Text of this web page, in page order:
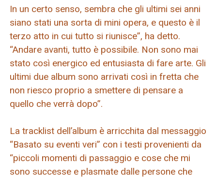
In un certo senso, sembra che gli ultimi sei anni
siano stati una sorta di mini opera, e questo è il
terzo atto in cui tutto si riunisce”, ha detto.
“Andare avanti, tutto è possibile. Non sono mai
stato così energico ed entusiasta di fare arte. Gli
ultimi due album sono arrivati ​​così in fretta che
non riesco proprio a smettere di pensare a
quello che verrà dopo”.
La tracklist dell’album è arricchita dal messaggio
“Basato su eventi veri” con i testi provenienti da
“piccoli momenti di passaggio e cose che mi
sono successe e plasmate dalle persone che